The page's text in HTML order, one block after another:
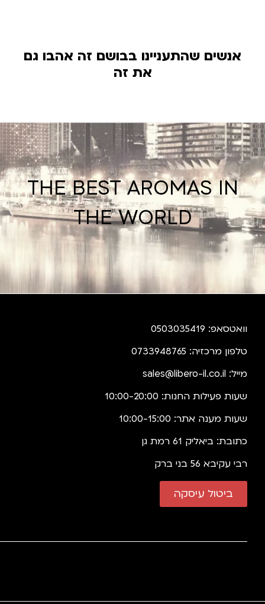
אנשים שהתעניינו בבושם זה אהבו גם
את זה
THE BEST AROMAS IN
THE WORLD
וואטסאפ: 0503035419
טלפון מרכזיה: 0733948765
מייל: sales@libero-il.co.il
שעות פעילות החנות: 10:00-20:00
שעות מענה אתר: 10:00-15:00
כתובת: ביאליק 61 רמת גן
רבי עקיבא 56 בני ברק
ביטול עיסקה